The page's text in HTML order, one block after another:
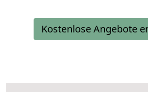
Kostenlose Angebote